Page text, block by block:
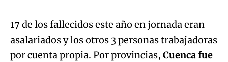
Try again
17 de los fallecidos este año en jornada eran
asalariados y los otros 3 personas trabajadoras
por cuenta propia. Por provincias, Cuenca fue